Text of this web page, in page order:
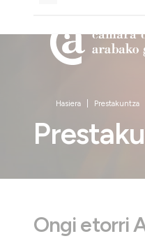
Hasiera Prestakuntza
Ongi etorri